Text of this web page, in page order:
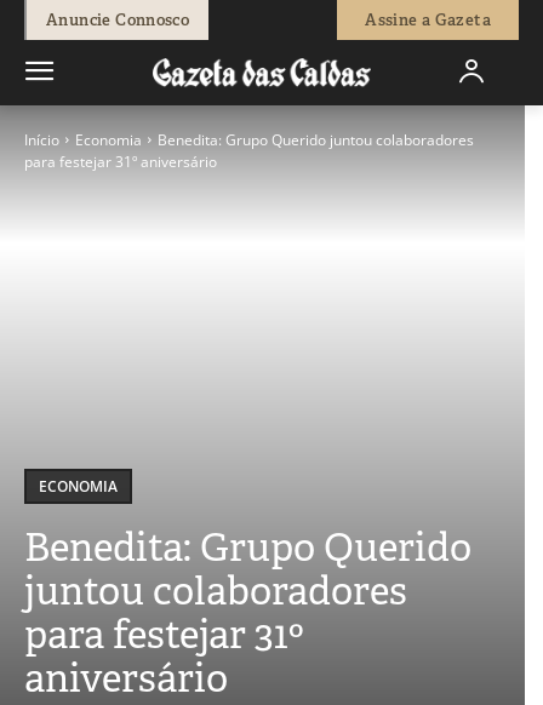
Anuncie Connosco Assine a Gazeta
Início Economia
Benedita: Grupo Querido juntou colaboradores
para festejar 31º aniversário
ECONOMIA
Benedita: Grupo Querido
juntou colaboradores
para festejar 31º
aniversário